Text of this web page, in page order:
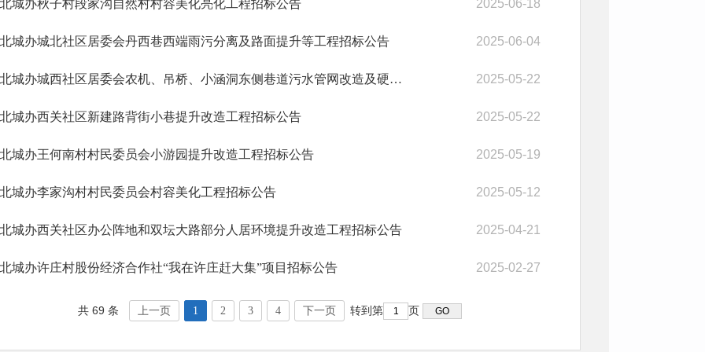
北城办秋子村段家沟自然村村容美化亮化​工程招标公告 2025-06-18
北城办城北社区居委会丹西巷西端雨污分离及路面提升等工程招标公告 2025-06-04
北城办城西社区居委会农机、吊桥、小涵洞东侧巷道污水管网改造及硬化工程招标公告 2025-05-22
北城办西关社区新建路背街小巷提升改造工程招标公告 2025-05-22
北城办王何南村村民委员会小游园提升改造工程招标公告 2025-05-19
北城办李家沟村村民委员会村容美化工程招标公告 2025-05-12
北城办西关社区办公阵地和双坛大路部分人居环境提升改造工程招标公告 2025-04-21
北城办许庄村股份经济合作社“我在许庄赶大集”项目招标公告 2025-02-27
共 69 条 上一页 1 2 3 4 下一页 转到第 页